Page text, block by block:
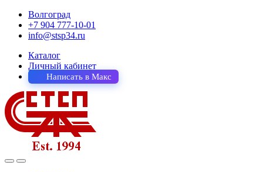
Волгоград
+7 904 777-10-01
info@stsp34.ru
Каталог
Личный кабинет
Написать в Макс